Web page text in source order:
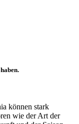
können stark
wie der Art der